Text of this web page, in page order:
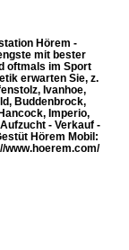
Hörem -
mit bester
oftmals im Sport
erwarten Sie, z.
Ivanhoe,
Buddenbrock,
Imperio,
- Verkauf -
Hörem Mobil:
www.hoerem.com/